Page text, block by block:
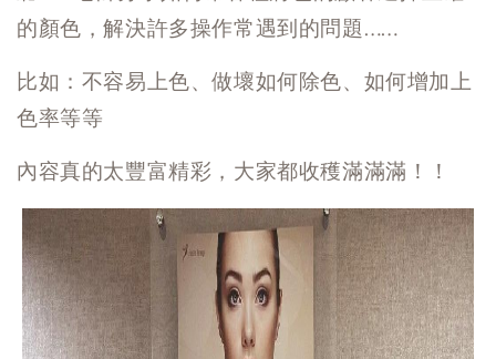
的顏色，解決許多操作常遇到的問題……
比如：不容易上色、做壞如何除色、如何增加上
色率等等
內容真的太豐富精彩，大家都收穫滿滿滿！！